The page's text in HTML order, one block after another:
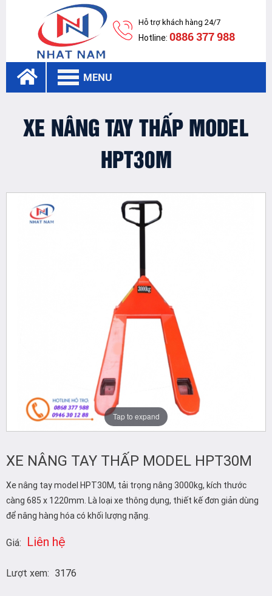
Hỗ trợ khách hàng 24/7
Hotline: 0886 377 988
MENU
XE NÂNG TAY THẤP MODEL
HPT30M
Tap to expand
XE NÂNG TAY THẤP MODEL HPT30M
Xe nâng tay model HPT30M, tải trọng nâng 3000kg, kích thước
càng 685 x 1220mm. Là loại xe thông dụng, thiết kế đơn giản dùng
để nâng hàng hóa có khối lượng nặng.
Giá: Liên hệ
Lượt xem: 3176